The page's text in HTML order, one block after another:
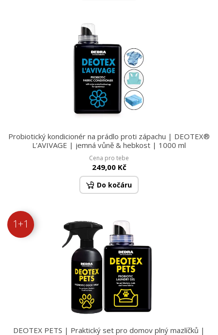
Probiotický kondicionér na prádlo proti zápachu | DEOTEX®
L’AVIVAGE | jemná vůně & hebkost | 1000 ml
Cena pro tebe
249,00 Kč
Do kočáru
1+1
DEOTEX PETS | Praktický set pro domov plný mazlíčků |